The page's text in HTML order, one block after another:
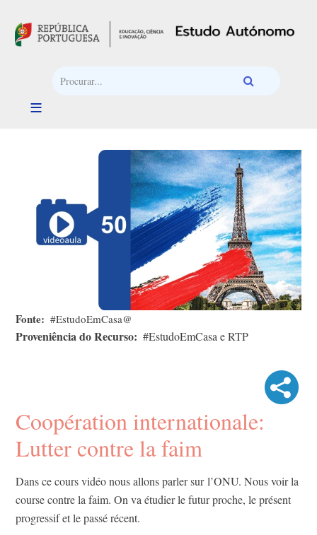
Fonte #EstudoEmCasa@
Proveniência do Recurso #EstudoEmCasa e RTP
Coopération internationale:
Lutter contre la faim
Dans ce cours vidéo nous allons parler sur l’ONU. Nous voir la
course contre la faim. On va étudier le futur proche, le présent
progressif et le passé récent.